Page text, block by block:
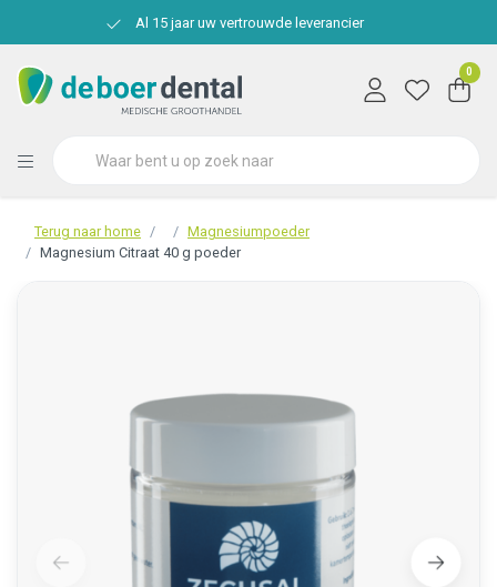
Al 15 jaar uw vertrouwde leverancier
0
Terug naar home
Magnesiumpoeder
Magnesium Citraat 40 g poeder